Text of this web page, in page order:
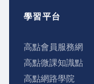
學習平台
高點會員服務網
高點微課知識點
高點網路學院